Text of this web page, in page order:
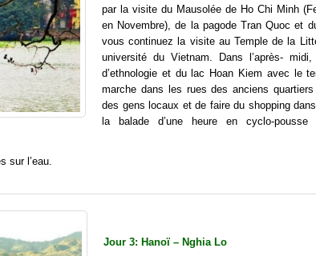
par la visite du Mausolée de Ho Chi Minh
en Novembre), de la pagode Tran Quoc et
vous continuez la visite au Temple de la
université du Vietnam. Dans l’après-
d’ethnologie et du lac Hoan Kiem avec le
marche dans les rues des anciens
des gens locaux et de faire du shopping
la balade d’une heure en cyclo-
sur l’eau.
Jour 3: Hanoï – Nghia Lo